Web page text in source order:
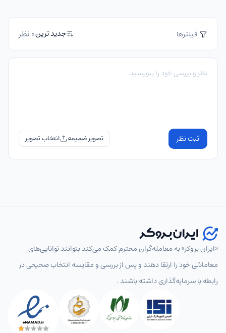
فیلترها جدید ترین0 نظر
ثبت نظر تصویر ضمیمه
«ایران بروکر» به معامله‌گران محترم کمک می‌کند بتوانند توانایی‌های
معاملاتی خود را ارتقا دهند و پس از بررسی و مقایسه انتخاب‌ صحیحی در
رابطه با سرمایه‌گذاری داشته باشند .